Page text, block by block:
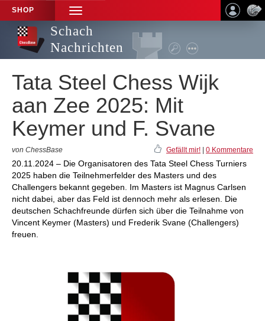
SHOP
TOGGLE
NAVIGATION
Schach
Nachrichten
Tata Steel Chess Wijk
aan Zee 2025: Mit
Keymer und F. Svane
von ChessBase Gefällt mir! 0 Kommentare
20.11.2024 – Die Organisatoren des Tata Steel Chess Turniers
2025 haben die Teilnehmerfelder des Masters und des
Challengers bekannt gegeben. Im Masters ist Magnus Carlsen
nicht dabei, aber das Feld ist dennoch mehr als erlesen. Die
deutschen Schachfreunde dürfen sich über die Teilnahme von
Vincent Keymer (Masters) und Frederik Svane (Challengers)
freuen.